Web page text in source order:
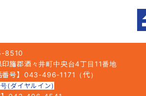
8510
印旛郡酒々井町中央台4丁目11番地
番号】043-496-1171（代）
(ダイヤルイン)